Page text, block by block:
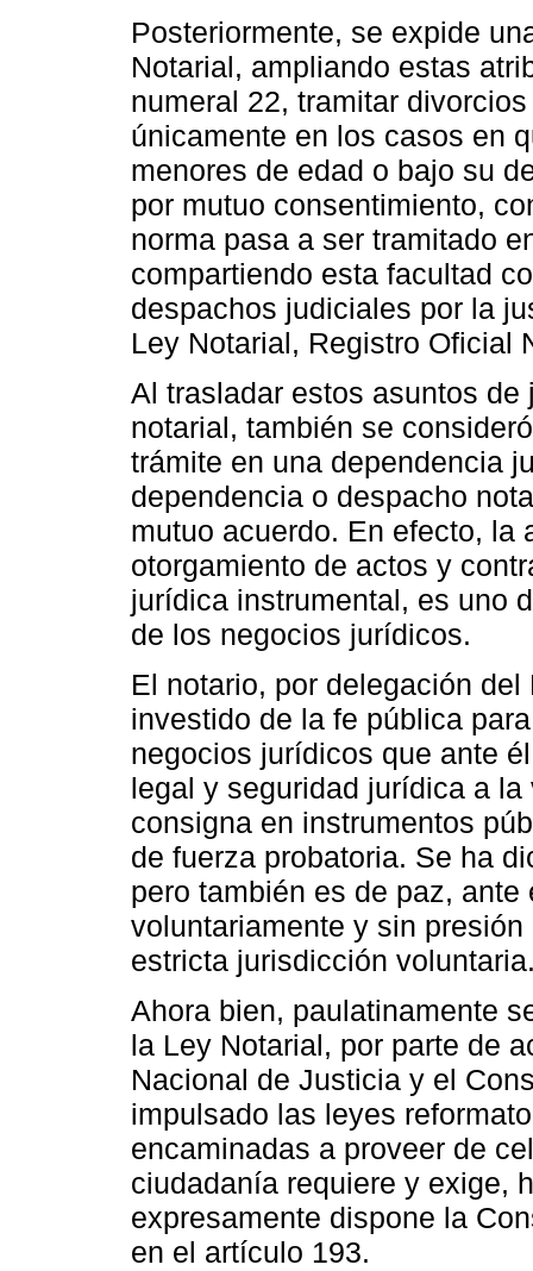
Posteriormente, se expide
Notarial, ampliando estas
numeral 22, tramitar
únicamente en los casos en
menores de edad o bajo su
por mutuo consentimiento,
norma pasa a ser tramitado
compartiendo esta facultad
despachos judiciales por la
Ley Notarial, Registro Oficial
Al trasladar estos asuntos
notarial, también se
trámite en una dependencia
dependencia o despacho
mutuo acuerdo. En efecto, la
otorgamiento de actos y
jurídica instrumental, es uno
de los negocios jurídicos.
El notario, por delegación
investido de la fe pública
negocios jurídicos que ante
legal y seguridad jurídica a
consigna en instrumentos
de fuerza probatoria. Se ha
pero también es de paz,
voluntariamente y sin
estricta jurisdicción
Ahora bien, paulatinamente
la Ley Notarial, por parte de
Nacional de Justicia y el
impulsado las leyes
encaminadas a proveer de
ciudadanía requiere y exige,
expresamente dispone la
en el artículo 193.